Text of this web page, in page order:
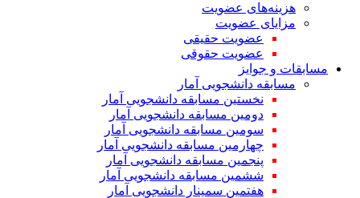
هزینه‌های عضویت
مزایای عضویت
عضویت حقیقی
عضویت حقوقی
مسابقات و جوایز
مسابقه دانشجویی آمار
نخستین مسابقه دانشجویی آمار
دومین مسابقه دانشجویی آمار
سومین مسابقه دانشجویی آمار
چهارمین مسابقه دانشجویی آمار
پنجمین مسابقه دانشجویی آمار
ششمین مسابقه دانشجویی آمار
هفتمین سمینار دانشجویی آمار